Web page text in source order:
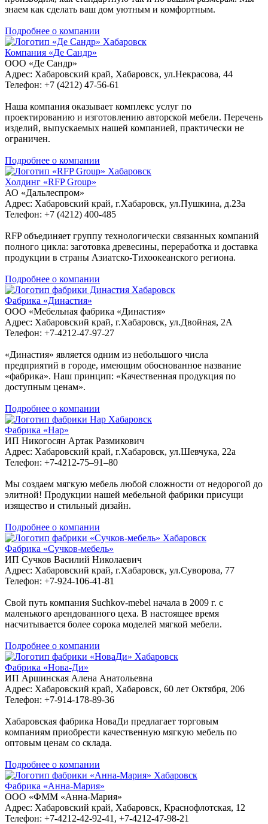
знаем как сделать ваш дом уютным и комфортным.
Подробнее о компании
Хабаровск
Компания «Де Сандр»
ООО «Де Сандр»
Адрес: Хабаровский край, Хабаровск, ул.Некрасова, 44
Телефон: +7 (4212) 47-56-61
Наша компания оказывает комплекс услуг по
проектированию и изготовлению авторской мебели. Перечень
изделий, выпускаемых нашей компанией, практически не
ограничен.
Подробнее о компании
Хабаровск
Холдинг «RFP Group»
АО «Дальлеспром»
Адрес: Хабаровский край, г.Хабаровск, ул.Пушкина, д.23a
Телефон: +7 (4212) 400-485
RFP объединяет группу технологически связанных компаний
полного цикла: заготовка древесины, переработка и доставка
продукции в страны Азиатско-Тихоокеанского региона.
Подробнее о компании
Хабаровск
Фабрика «Династия»
ООО «Мебельная фабрика «Династия»
Адрес: Хабаровский край, г.Хабаровск, ул.Двойная, 2А
Телефон: +7-4212-47-97-27
«Династия» является одним из небольшого числа
предприятий в городе, имеющим обоснованное название
«фабрика». Наш принцип: «Качественная продукция по
доступным ценам».
Подробнее о компании
Хабаровск
Фабрика «Нар»
ИП Никогосян Артак Размикович
Адрес: Хабаровский край, г.Хабаровск, ул.Шевчука, 22а
Телефон: +7-4212-75‒91‒80
Мы создаем мягкую мебель любой сложности от недорогой до
элитной! Продукции нашей мебельной фабрики присущи
изящество и стильный дизайн.
Подробнее о компании
Хабаровск
Фабрика «Сучков-мебель»
ИП Сучков Василий Николаевич
Адрес: Хабаровский край, г.Хабаровск, ул.Суворова, 77
Телефон: +7-924-106-41-81
Свой путь компания Suchkov-mebel начала в 2009 г. с
маленького арендованного цеха. В настоящее время
насчитывается более сорока моделей мягкой мебели.
Подробнее о компании
Хабаровск
Фабрика «Нова-Ди»
ИП Аршинская Алена Анатольевна
Адрес: Хабаровский край, Хабаровск, 60 лет Октября, 206
Телефон: +7-914-178-89-36
Хабаровская фабрика НоваДи предлагает торговым
компаниям приобрести качественную мягкую мебель по
оптовым ценам со склада.
Подробнее о компании
Хабаровск
Фабрика «Анна-Мария»
ООО «ФММ «Анна-Мария»
Адрес: Хабаровский край, Хабаровск, Краснофлотская, 12
Телефон: +7-4212-42-92-41, +7-4212-47-98-21